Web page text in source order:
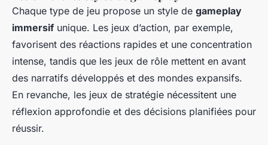
Chaque type de jeu propose un style de gameplay
immersif unique. Les jeux d’action, par exemple,
favorisent des réactions rapides et une concentration
intense, tandis que les jeux de rôle mettent en avant
des narratifs développés et des mondes expansifs.
En revanche, les jeux de stratégie nécessitent une
réflexion approfondie et des décisions planifiées pour
réussir.